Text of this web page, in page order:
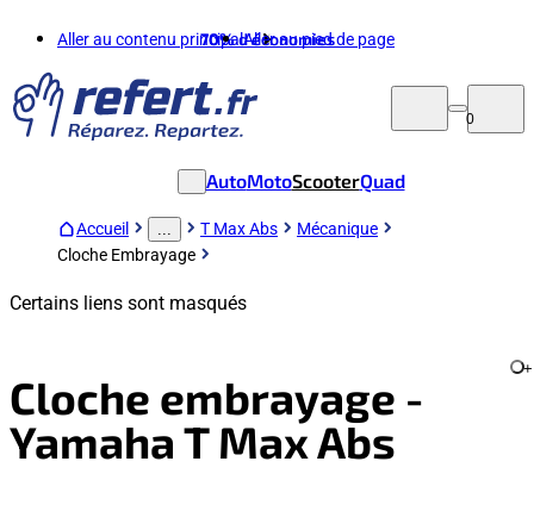
Aller au contenu principalAller au pied de page
70%d'économies
0
AutoMotoScooterQuad
Accueil T Max Abs
Mécanique
Cloche Embrayage
Certains liens sont masqués
Cloche embrayage -
Yamaha T Max Abs
+